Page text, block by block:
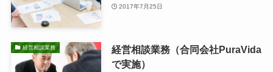
2017年7月25日
経営相談業務
経営相談業務（合同会社PuraVida
で実施）